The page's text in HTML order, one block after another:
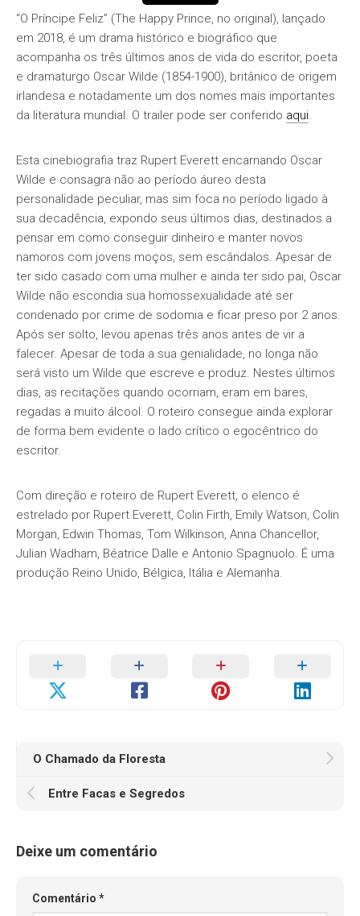
“O Príncipe Feliz” (The Happy Prince, no original), lançado
em 2018, é um drama histórico e biográfico que
acompanha os três últimos anos de vida do escritor, poeta
e dramaturgo Oscar Wilde (1854-1900), britânico de origem
irlandesa e notadamente um dos nomes mais importantes
da literatura mundial. O trailer pode ser conferido aqui.
Esta cinebiografia traz Rupert Everett encarnando Oscar
Wilde e consagra não ao período áureo desta
personalidade peculiar, mas sim foca no período ligado à
sua decadência, expondo seus últimos dias, destinados a
pensar em como conseguir dinheiro e manter novos
namoros com jovens moços, sem escândalos. Apesar de
ter sido casado com uma mulher e ainda ter sido pai, Oscar
Wilde não escondia sua homossexualidade até ser
condenado por crime de sodomia e ficar preso por 2 anos.
Após ser solto, levou apenas três anos antes de vir a
falecer. Apesar de toda a sua genialidade, no longa não
será visto um Wilde que escreve e produz. Nestes últimos
dias, as recitações quando ocorriam, eram em bares,
regadas a muito álcool. O roteiro consegue ainda explorar
de forma bem evidente o lado crítico o egocêntrico do
escritor.
Com direção e roteiro de Rupert Everett, o elenco é
estrelado por Rupert Everett, Colin Firth, Emily Watson, Colin
Morgan, Edwin Thomas, Tom Wilkinson, Anna Chancellor,
Julian Wadham, Béatrice Dalle e Antonio Spagnuolo. É uma
produção Reino Unido, Bélgica, Itália e Alemanha.
O Chamado da Floresta
Entre Facas e Segredos
Deixe um comentário
Comentário *